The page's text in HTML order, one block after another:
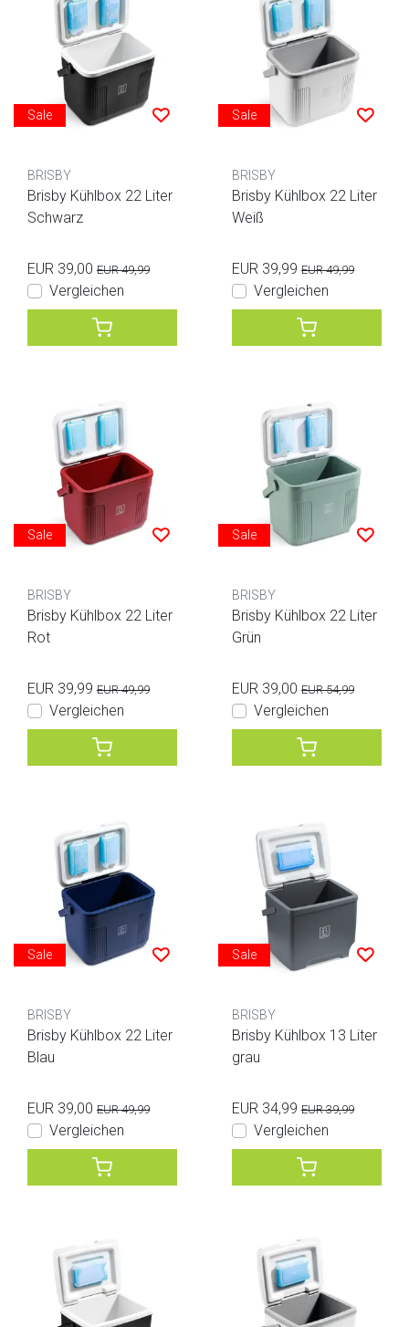
Sale
BRISBY
Brisby Kühlbox 22 Liter
Schwarz
EUR 39,00 EUR 49,99
Vergleichen
Sale
BRISBY
Brisby Kühlbox 22 Liter
Weiß
EUR 39,99 EUR 49,99
Vergleichen
Sale
BRISBY
Brisby Kühlbox 22 Liter
Rot
EUR 39,99 EUR 49,99
Vergleichen
Sale
BRISBY
Brisby Kühlbox 22 Liter
Grün
EUR 39,00 EUR 54,99
Vergleichen
Sale
BRISBY
Brisby Kühlbox 22 Liter
Blau
EUR 39,00 EUR 49,99
Vergleichen
Sale
BRISBY
Brisby Kühlbox 13 Liter
grau
EUR 34,99 EUR 39,99
Vergleichen